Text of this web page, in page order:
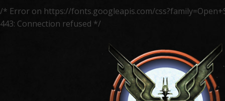
/* Error on https://fonts.googleapis.com/
443: Connection refused */